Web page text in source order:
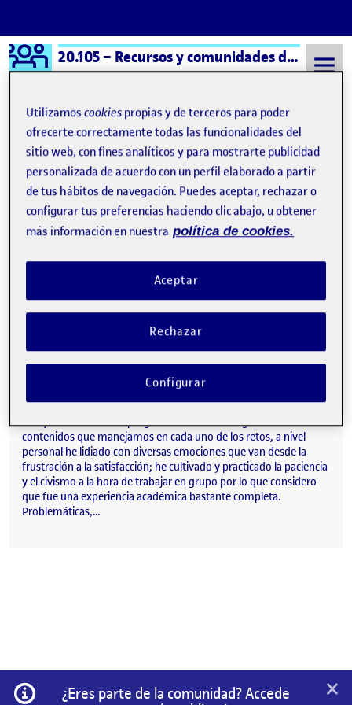
Saltar al contenido
Logo Ágora 20.105 – Recursos y comunidades digitales – Aula 1
Semestre 20251 - Aula 1 Actividad R4 A6. Cierre de la asignatura en el portafolio personal (individual).
Actividad R4 A6. Cierre de
la asignatura en el
portafolio personal
(individual).
Cierre de la asignatura
Publicado por
Carmelo Scarpati Dominguez
Visibilidad:
Pública-Fecha de publicación
26 Dic 2025-comentarioen Cierre de la asignatura
A lo largo de estos 4 retos en esta materia he experimentado
diversas formas de aprendizaje. Educativamente ha sido
enriquecedor avanzar progresivamente a lo largo de los
contenidos que manejamos en cada uno de los retos, a nivel
personal he lidiado con diversas emociones que van desde la
frustración a la satisfacción; he cultivado y practicado la paciencia
y el civismo a la hora de trabajar en grupo por lo que considero
que fue una experiencia académica bastante completa.
Problemáticas,…
Información
¿Eres parte de la comunidad? Accede
×
Utilizamoscookies propias y de terceros para poder
ofrecerte correctamente todas las funcionalidades del
sitio web, con fines analíticos y para mostrarte publicidad
personalizada de acuerdo con un perfil elaborado a partir
de tus hábitos de navegación. Puedes aceptar, rechazar o
configurar tus preferencias haciendo clic abajo, u obtener
más información en nuestra política de cookies.
Rechazar
Aceptar
Configurar